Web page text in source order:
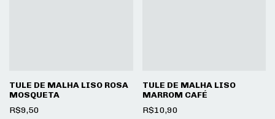
TULE DE MALHA LISO ROSA
MOSQUETA
R$9,50
TULE DE MALHA LISO
MARROM CAFÉ
R$10,90